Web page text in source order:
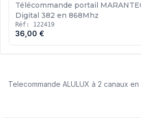
Télécommande portail
Digital 382 en 868Mhz
Réf: 122419
36,00 €
Telecommande ALULUX à 2 canaux